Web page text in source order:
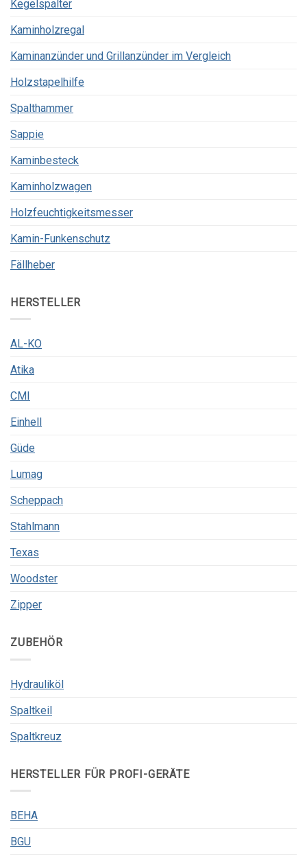
Kegelspalter
Kaminholzregal
Kaminanzünder und Grillanzünder im Vergleich
Holzstapelhilfe
Spalthammer
Sappie
Kaminbesteck
Kaminholzwagen
Holzfeuchtigkeitsmesser
Kamin-Funkenschutz
Fällheber
HERSTELLER
AL-KO
Atika
CMI
Einhell
Güde
Lumag
Scheppach
Stahlmann
Texas
Woodster
Zipper
ZUBEHÖR
Hydrauliköl
Spaltkeil
Spaltkreuz
HERSTELLER FÜR PROFI-GERÄTE
BEHA
BGU